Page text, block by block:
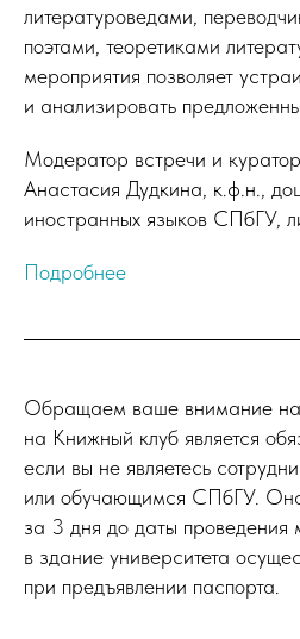
литературоведами,
поэтами, теоретиками
мероприятия позволяет
и анализировать
Модератор встречи и
Анастасия Дудкина, к.ф.н.,
иностранных языков СПбГУ,
Подробнее
Обращаем ваше внимание на
на Книжный клуб является
если вы не являетесь
или обучающимся СПбГУ.
за 3 дня до даты проведения
в здание университета
при предъявлении паспорта.